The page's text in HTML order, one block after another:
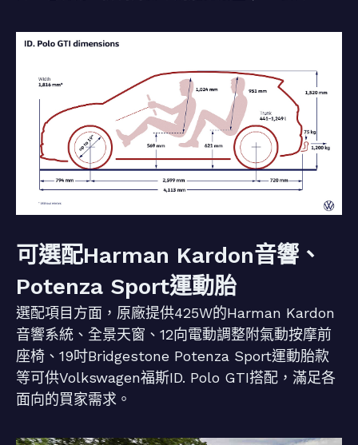
可選配Harman Kardon音響、
Potenza Sport運動胎
選配項目方面，原廠提供425W的Harman Kardon
音響系統、全景天窗、12向電動調整附氣動按摩前
座椅、19吋Bridgestone Potenza Sport運動胎款
等可供Volkswagen福斯ID. Polo GTI搭配，滿足各
面向的買家需求。